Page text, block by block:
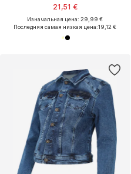
21,51 €
Изначальная цена: 29,99 €
Последняя самая низкая цена:19,12 €